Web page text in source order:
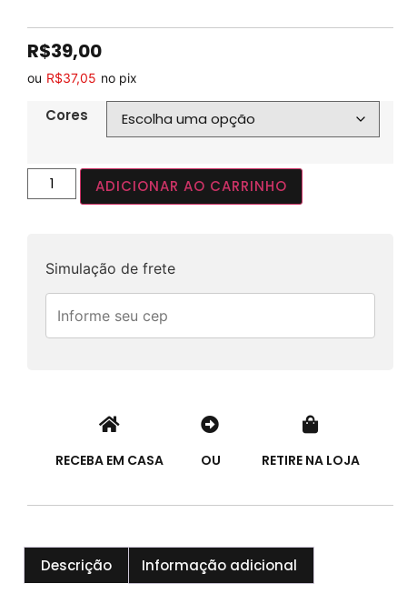
R$39,00
ou R$37,05 no pix
Cores
ADICIONAR AO CARRINHO
Simulação de frete
RECEBA EM CASA OU RETIRE NA LOJA
Descrição Informação adicional